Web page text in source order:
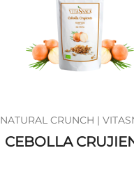
NATURAL CRUNCH |
CEBOLLA